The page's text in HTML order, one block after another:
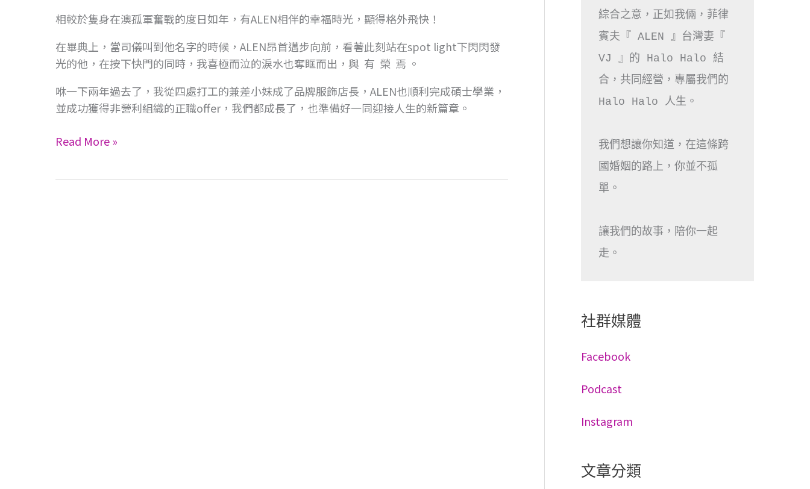
相較於隻身在澳孤軍奮戰的度日如年，​有ALEN相伴的幸福時光，​顯得格外飛快！
在畢典上，當司儀叫到他名字的時候，​ALEN昂首邁步向前，​看著此刻站在spot light下閃閃發
光的他，​在按下快門的同時，我喜極而泣的淚水也奪眶而出，​與 ​ 有 ​ 榮 ​ 焉 。​​
​咻一下兩年過去了，​我從四處打工的兼差小妹成了品牌服飾店長，​ALEN也順利完成碩士學業，​
並成功獲得非營利組織的正職offer，我們都成長了，也準備好一同迎接人生的新篇章。​​
的
跡
Read More »
綜合之意，正如我倆，菲律
賓夫『 ALEN 』台灣妻『
VJ 』的 Halo Halo 結
合，共同經營，專屬我們的
Halo Halo 人生。
我們想讓你知道，在這條跨
國婚姻的路上，你並不孤
單。
讓我們的故事，陪你一起
走。
社群媒體
Facebook
Podcast
Instagram
文章分類